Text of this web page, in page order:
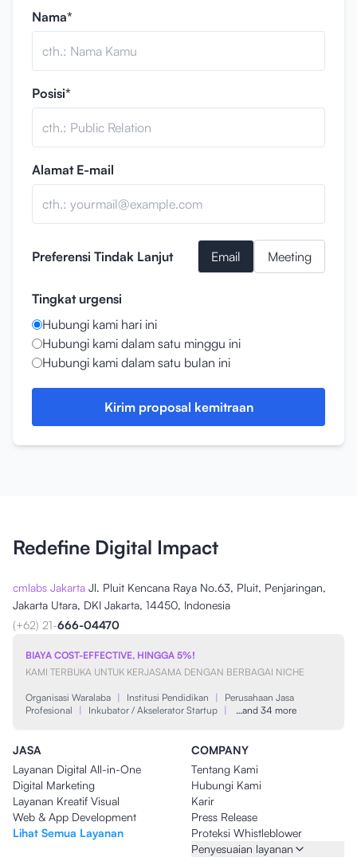
Nama*
Posisi*
Alamat E-mail
Preferensi Tindak Lanjut Email Meeting
Tingkat urgensi
Hubungi kami hari ini
Hubungi kami dalam satu minggu ini
Hubungi kami dalam satu bulan ini
Kirim proposal kemitraan
Redefine Digital Impact
cmlabs Jakarta Jl. Pluit Kencana Raya No.63, Pluit, Penjaringan,
Jakarta Utara, DKI Jakarta, 14450, Indonesia
(+62) 21-666-04470
BIAYA COST-EFFECTIVE, HINGGA 5%!
KAMI TERBUKA UNTUK KERJASAMA DENGAN BERBAGAI NICHE
Organisasi Waralaba | Institusi Pendidikan |
Perusahaan Jasa
Profesional
| Inkubator / Akselerator Startup | …and 34 more
JASA
Layanan Digital All-in-One
Digital Marketing
Layanan Kreatif Visual
Web & App Development
Lihat Semua Layanan
COMPANY
Tentang Kami
Hubungi Kami
Karir
Press Release
Proteksi Whistleblower
Penyesuaian layanan